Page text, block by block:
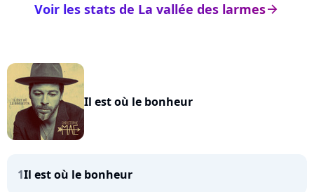
arrow_right
Voir les stats de La vallée des larmes
Il est où le bonheur
1Il est où le bonheur